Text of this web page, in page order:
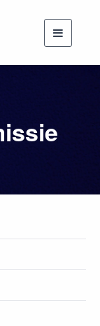
Toggle